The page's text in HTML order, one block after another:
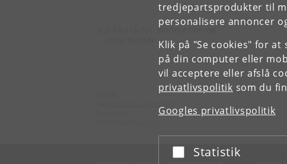
tredjepartsprodukter til
personalisere annoncer
Klik på "Se cookies" for
på din computer eller
vil acceptere eller afslå
privatlivspolitik som du
Googles privatlivspolitik
Acceptér eller afslå
Statistik
Jobbank for studerende og